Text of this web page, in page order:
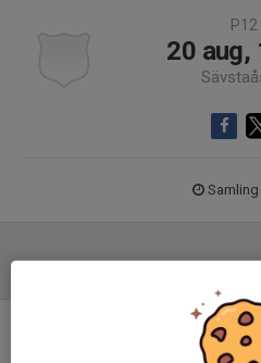
P12
20 aug,
Samling
Ingen